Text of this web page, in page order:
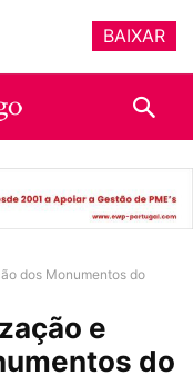
dos Monumentos do
e
do
BAIXAR